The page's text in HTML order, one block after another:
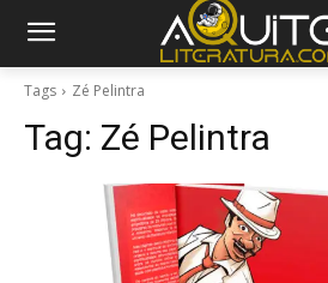
Tags Zé Pelintra
Tag: Zé Pelintra